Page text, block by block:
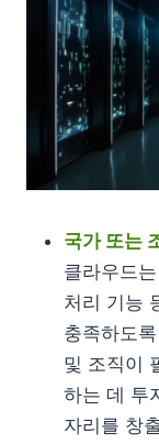
국가 또는
클라우드
처리 기능
충족하도
및 조직이
하는 데 투
자리를 창